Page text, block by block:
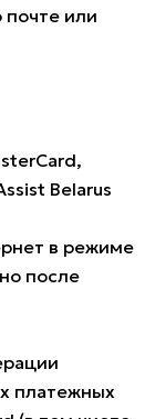
почте или
Belarus
в режиме
после
платежных